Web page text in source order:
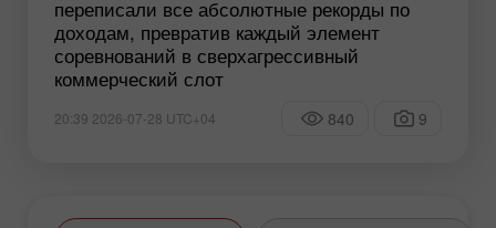
переписали все абсолютные рекорды по
доходам, превратив каждый элемент
соревнований в сверхагрессивный
коммерческий слот
20:39 2026-07-28 UTC+04 840 9